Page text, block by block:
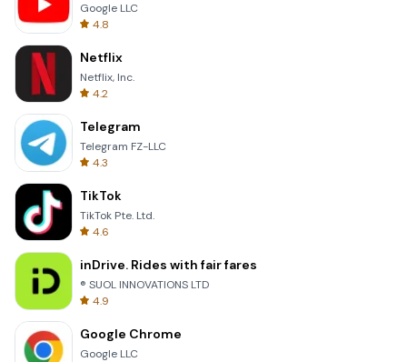
Google LLC
4.8
Netflix
Netflix, Inc.
4.2
Telegram
Telegram FZ-LLC
4.3
TikTok
TikTok Pte. Ltd.
4.6
inDrive. Rides with fair fares
® SUOL INNOVATIONS LTD
4.9
Google Chrome
Google LLC